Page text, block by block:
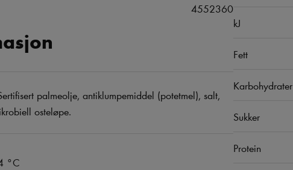
palmeolje, antiklumpemiddel (potetmel), salt,
osteløpe.
°C
4552360
kJ
Fett
Karbohydrater
Sukker
Protein